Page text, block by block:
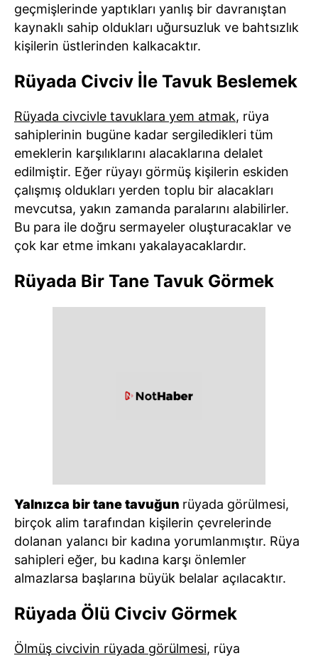
geçmişlerinde yaptıkları yanlış bir davranıştan
kaynaklı sahip oldukları uğursuzluk ve bahtsızlık
kişilerin üstlerinden kalkacaktır.
Rüyada Civciv İle Tavuk Beslemek
Rüyada civcivle tavuklara yem atmak, rüya
sahiplerinin bugüne kadar sergiledikleri tüm
emeklerin karşılıklarını alacaklarına delalet
edilmiştir. Eğer rüyayı görmüş kişilerin eskiden
çalışmış oldukları yerden toplu bir alacakları
mevcutsa, yakın zamanda paralarını alabilirler.
Bu para ile doğru sermayeler oluşturacaklar ve
çok kar etme imkanı yakalayacaklardır.
Rüyada Bir Tane Tavuk Görmek
Yalnızca bir tane tavuğun rüyada görülmesi,
birçok alim tarafından kişilerin çevrelerinde
dolanan yalancı bir kadına yorumlanmıştır. Rüya
sahipleri eğer, bu kadına karşı önlemler
almazlarsa başlarına büyük belalar açılacaktır.
Rüyada Ölü Civciv Görmek
Ölmüş civcivin rüyada görülmesi, rüya